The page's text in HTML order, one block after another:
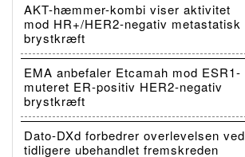
AKT-hæmmer-kombi viser aktivitet
mod HR+/HER2-negativ metastatisk
brystkræft
EMA anbefaler Etcamah mod ESR1-
muteret ER-positiv HER2-negativ
brystkræft
Dato-DXd forbedrer overlevelsen ved
tidligere ubehandlet fremskreden